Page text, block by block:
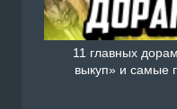
11 главных
выкуп» и самые